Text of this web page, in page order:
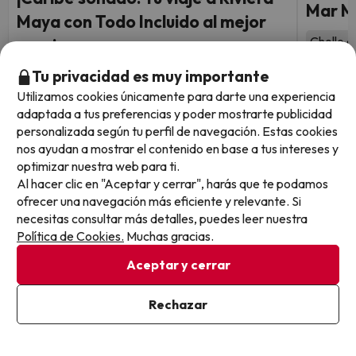
Maya con Todo Incluido al mejor
precio
Varios alojamientos
8.6 248 opiniones
Riviera Maya
Todo incluido
Vuelos ida y vuelta desde Madrid
Fechas disponibles para viajar:
del 4 de septiembre al 13 de
octubre.
8 noches desde
939€/pers.
Mar
Chollo
marzo
Tu privacidad es muy importante
Utilizamos cookies únicamente para darte una experiencia
adaptada a tus preferencias y poder mostrarte publicidad
personalizada según tu perfil de navegación. Estas cookies
nos ayudan a mostrar el contenido en base a tus intereses y
optimizar nuestra web para ti.
Al hacer clic en "Aceptar y cerrar", harás que te podamos
ofrecer una navegación más eficiente y relevante. Si
necesitas consultar más detalles, puedes leer nuestra
Política de Cookies. Muchas gracias.
Aceptar y cerrar
Rechazar